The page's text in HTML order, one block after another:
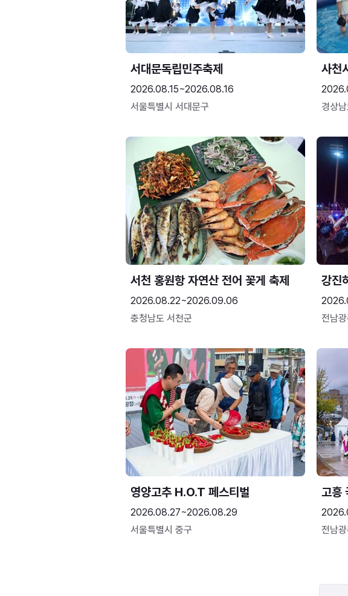
서대문독립민주축제
2026.08.15~2026.08.16
서울특별시 서대문구
사천
경상
서천 홍원항 자연산 전어 꽃게 축제
2026.08.22~2026.09.06
충청남도 서천군
강진
전남
영양고추 H.O.T 페스티벌
2026.08.27~2026.08.29
서울특별시 중구
고흥
전남